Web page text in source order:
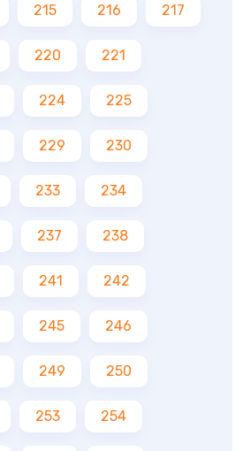
215 216 217
220 221
224 225
229 230
233 234
237 238
241 242
245 246
249 250
253 254